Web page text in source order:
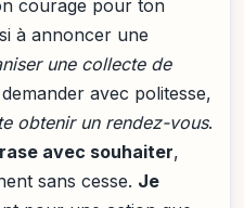
courage pour ton
à annoncer une
une collecte de
avec politesse,
obtenir un rendez-vous.
avec souhaiter,
sans cesse. Je